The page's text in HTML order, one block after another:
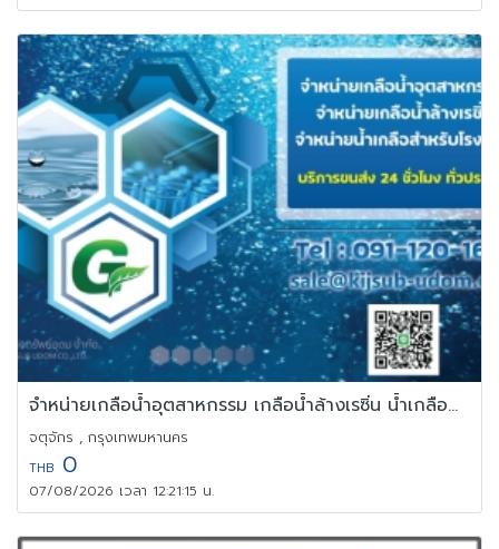
จำหน่ายเกลือน้ำอุตสาหกรรม เกลือน้ำล้างเรซิ่น น้ำเกลือสำหรับโรงงาน
จตุจักร , กรุงเทพมหานคร
THB 0
07/08/2026 เวลา 12:21:15 น.